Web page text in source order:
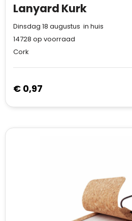
Lanyard Kurk
Dinsdag 18 augustus in huis
14728 op voorraad
Cork
€ 0,97